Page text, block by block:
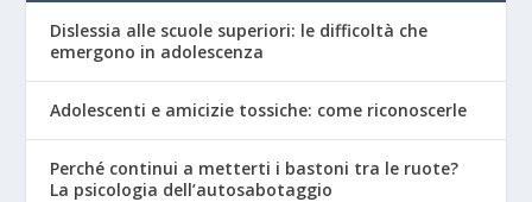
Dislessia alle scuole superiori: le difficoltà che
emergono in adolescenza
Adolescenti e amicizie tossiche: come riconoscerle
Perché continui a metterti i bastoni tra le ruote?
La psicologia dell’autosabotaggio